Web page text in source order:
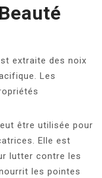
extraite des noix
Les
être utilisée pour
Elle est
lutter contre les
les pointes